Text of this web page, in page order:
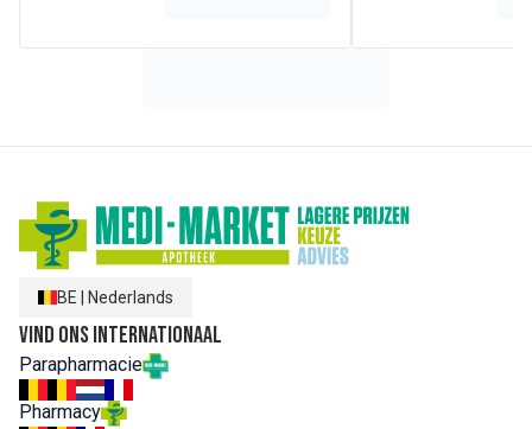
BE Nederlands
Vind ons internationaal
Parapharmacie
Pharmacy